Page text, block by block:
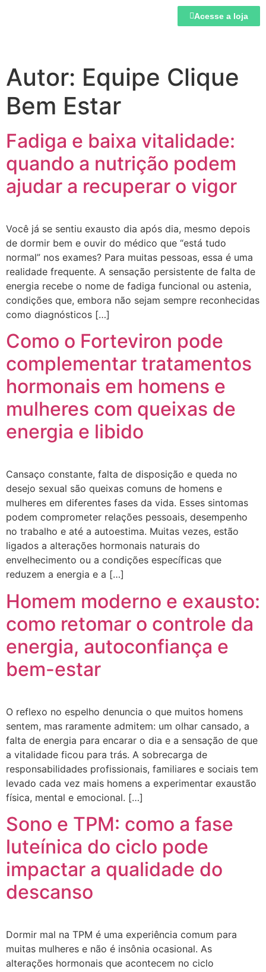
Acesse a loja
Autor: Equipe Clique
Bem Estar
Fadiga e baixa vitalidade:
quando a nutrição podem
ajudar a recuperar o vigor
Você já se sentiu exausto dia após dia, mesmo depois
de dormir bem e ouvir do médico que “está tudo
normal” nos exames? Para muitas pessoas, essa é uma
realidade frequente. A sensação persistente de falta de
energia recebe o nome de fadiga funcional ou astenia,
condições que, embora não sejam sempre reconhecidas
como diagnósticos […]
Como o Forteviron pode
complementar tratamentos
hormonais em homens e
mulheres com queixas de
energia e libido
Cansaço constante, falta de disposição e queda no
desejo sexual são queixas comuns de homens e
mulheres em diferentes fases da vida. Esses sintomas
podem comprometer relações pessoais, desempenho
no trabalho e até a autoestima. Muitas vezes, estão
ligados a alterações hormonais naturais do
envelhecimento ou a condições específicas que
reduzem a energia e a […]
Homem moderno e exausto:
como retomar o controle da
energia, autoconfiança e
bem-estar
O reflexo no espelho denuncia o que muitos homens
sentem, mas raramente admitem: um olhar cansado, a
falta de energia para encarar o dia e a sensação de que
a vitalidade ficou para trás. A sobrecarga de
responsabilidades profissionais, familiares e sociais tem
levado cada vez mais homens a experimentar exaustão
física, mental e emocional. […]
Sono e TPM: como a fase
luteínica do ciclo pode
impactar a qualidade do
descanso
Dormir mal na TPM é uma experiência comum para
muitas mulheres e não é insônia ocasional. As
alterações hormonais que acontecem no ciclo